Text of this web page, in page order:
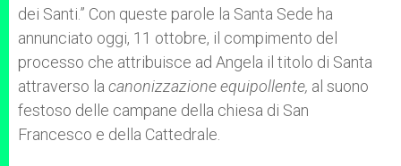
dei Santi.” Con queste parole la Santa Sede ha
annunciato oggi, 11 ottobre, il compimento del
processo che attribuisce ad Angela il titolo di Santa
attraverso la canonizzazione equipollente, al suono
festoso delle campane della chiesa di San
Francesco e della Cattedrale.